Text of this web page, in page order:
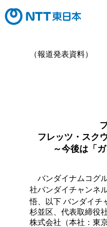
（報道発表資料）
フレッツ・スク
～今後は「
バンダイナムコグ
社バンダイチャンネ
悟、以下 バンダイチ
杉並区、代表取締役
株式会社（本社：東